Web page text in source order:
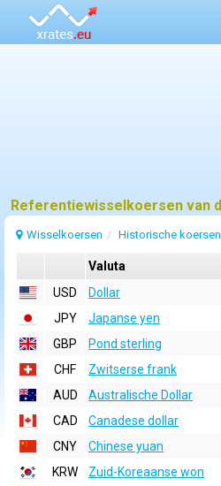
Wisselkoersen Historische koersen
Valuta
USD
Dollar
JPY
Japanse yen
GBP
Pond sterling
CHF
Zwitserse frank
AUD
Australische Dollar
CAD
Canadese dollar
CNY
Chinese yuan
KRW
Zuid-Koreaanse won